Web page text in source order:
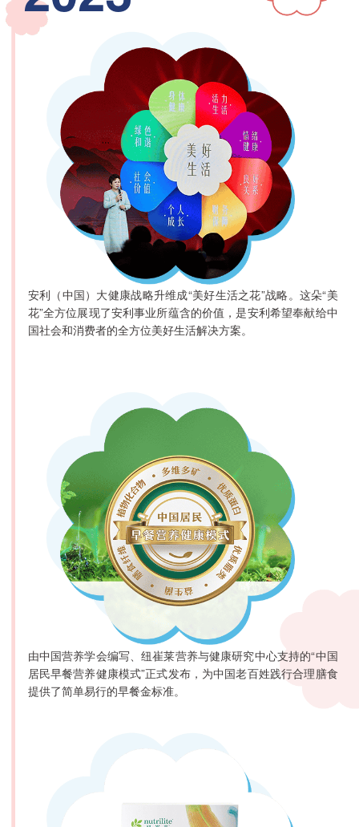
安利（中国）大健康战略升维成“美好生活之花”战略。这朵“美
花”全方位展现了安利事业所蕴含的价值，是安利希望奉献给中
国社会和消费者的全方位美好生活解决方案。
由中国营养学会编写、纽崔莱营养与健康研究中心支持的“中国
居民早餐营养健康模式”正式发布，为中国老百姓践行合理膳食
提供了简单易行的早餐金标准。